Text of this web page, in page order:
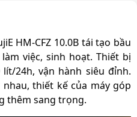
HM-CFZ 10.0B tái tạo bầu
việc, sinh hoạt. Thiết bị
24h, vận hành siêu đỉnh.
thiết kế của máy góp
thêm sang trọng.